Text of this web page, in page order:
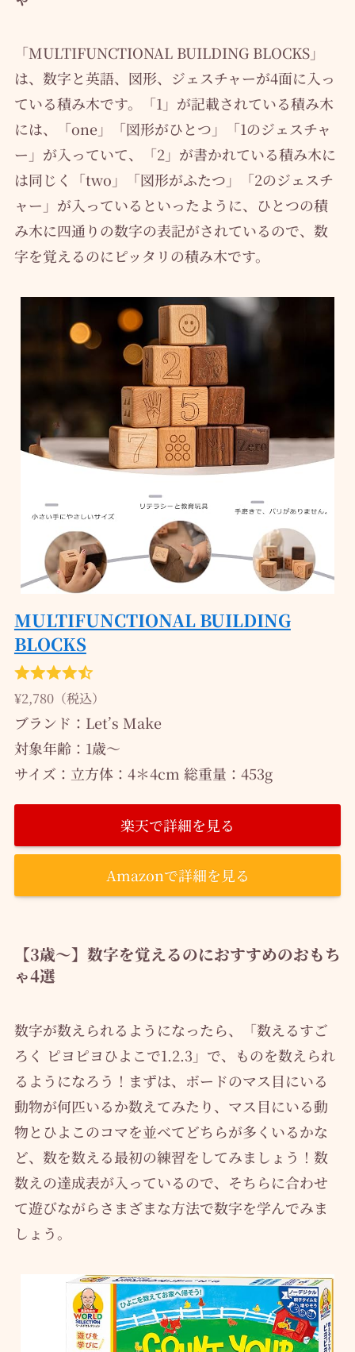
「MULTIFUNCTIONAL BUILDING BLOCKS」
は、数字と英語、図形、ジェスチャーが4面に入っ
ている積み木です。「1」が記載されている積み木
には、「one」「図形がひとつ」「1のジェスチャ
ー」が入っていて、「2」が書かれている積み木に
は同じく「two」「図形がふたつ」「2のジェスチ
ャー」が入っているといったように、ひとつの積
み木に四通りの数字の表記がされているので、数
字を覚えるのにピッタリの積み木です。
MULTIFUNCTIONAL BUILDING
BLOCKS
¥2,780（税込）
ブランド：Let’s Make
対象年齢：1歳～
サイズ：立方体：4＊4cm 総重量：453g
楽天で詳細を見る
Amazonで詳細を見る
【3歳～】数字を覚えるのにおすすめのおもち
ゃ4選
数字が数えられるようになったら、「数えるすご
ろく ピヨピヨひよこで1.2.3」で、ものを数えられ
るようになろう！まずは、ボードのマス目にいる
動物が何匹いるか数えてみたり、マス目にいる動
物とひよこのコマを並べてどちらが多くいるかな
ど、数を数える最初の練習をしてみましょう！数
数えの達成表が入っているので、そちらに合わせ
て遊びながらさまざまな方法で数字を学んでみま
しょう。